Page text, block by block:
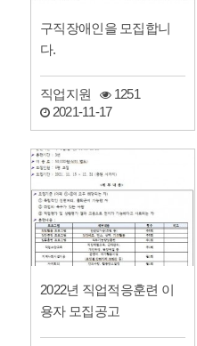
구직장애인을 모집합니
다.
직업지원
1251
2021-11-17
2022년 직업적응훈련 이
용자 모집공고